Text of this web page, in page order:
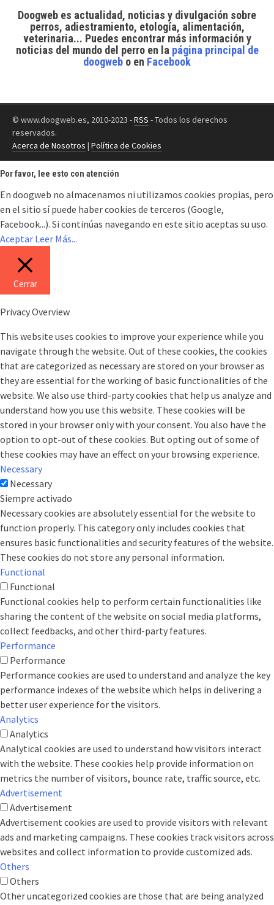
Doogweb es actualidad, noticias y divulgación sobre
perros, adiestramiento, etología, alimentación,
veterinaria... Puedes encontrar más información y
noticias del mundo del perroen la página principal de
doogweb o en Facebook
© www.doogweb.es, 2010-2023 -RSS - Todos los derechos
reservados.
Acerca de Nosotros | Política de Cookies
Por favor, lee esto con atención
En doogweb no almacenamos ni utilizamos cookies propias, pero
en el sitio sí puede haber cookies de terceros (Google,
Facebook...). Si continúas navegando en este sitio aceptas su uso.
Aceptar Leer Más...
Cerrar
Privacy Overview
This website uses cookies to improve your experience while you
navigate through the website. Out of these cookies, the cookies
that are categorized as necessary are stored on your browser as
they are essential for the working of basic functionalities of the
website. We also use third-party cookies that help us analyze and
understand how you use this website. These cookies will be
stored in your browser only with your consent. You also have the
option to opt-out of these cookies. But opting out of some of
these cookies may have an effect on your browsing experience.
Necessary
Necessary
Siempre activado
Necessary cookies are absolutely essential for the website to
function properly. This category only includes cookies that
ensures basic functionalities and security features of the website.
These cookies do not store any personal information.
Functional
Functional
Functional cookies help to perform certain functionalities like
sharing the content of the website on social media platforms,
collect feedbacks, and other third-party features.
Performance
Performance
Performance cookies are used to understand and analyze the key
performance indexes of the website which helps in delivering a
better user experience for the visitors.
Analytics
Analytics
Analytical cookies are used to understand how visitors interact
with the website. These cookies help provide information on
metrics the number of visitors, bounce rate, traffic source, etc.
Advertisement
Advertisement
Advertisement cookies are used to provide visitors with relevant
ads and marketing campaigns. These cookies track visitors across
websites and collect information to provide customized ads.
Others
Others
Other uncategorized cookies are those that are being analyzed